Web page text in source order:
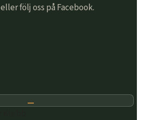
eller följ oss på Facebook.